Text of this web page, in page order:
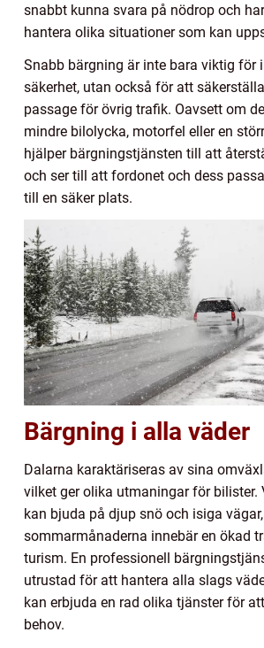
snabbt kunna svara på nödrop och
hantera olika situationer som kan
Snabb bärgning är inte bara viktig för
säkerhet, utan också för att
passage för övrig trafik. Oavsett om
mindre bilolycka, motorfel eller en
hjälper bärgningstjänsten till att
och ser till att fordonet och dess
till en säker plats.
Bärgning i alla väder
Dalarna karaktäriseras av sina
vilket ger olika utmaningar för bilister.
kan bjuda på djup snö och isiga
sommarmånaderna innebär en ökad
turism. En professionell
utrustad för att hantera alla slags
kan erbjuda en rad olika tjänster för
behov.